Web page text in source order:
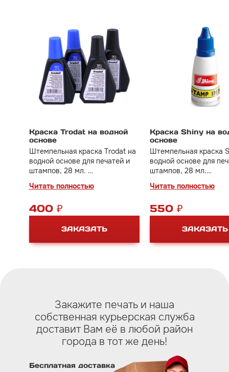
Краска Trodat на водной
основе
Читать полностью
Штемпельная краска Trodat на
водной основе для печатей и
штампов, 28 мл.
оттисков на обычную бумагу,
400 ₽
ЗАКАЗАТЬ
Краска Shiny на
основе
Читать полностью
Штемпельная краска
водной основе для
штампов, 28 мл.
консистенцию по
заправки
Применяется для
картон.
550 ₽
ЗАКАЗАТЬ
Закажите печать и наша
собственная курьерская служба
доставит Вам eё в любой район
города в тот же день!
Бесплатная доставка